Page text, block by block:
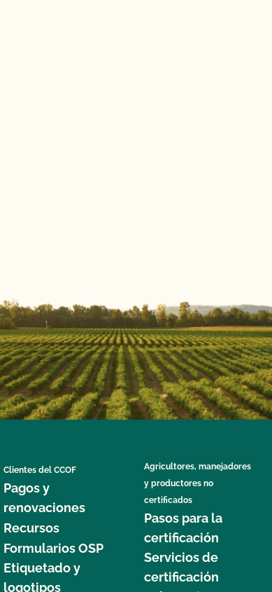
Clientes del CCOF
Pagos y
renovaciones
Recursos
Formularios OSP
Etiquetado y
logotipos
Agricultores, manejadores
y productores no
certificados
Pasos para la
certificación
Servicios de
certificación